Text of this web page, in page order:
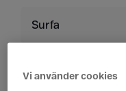
Surfa
Vi använder cookies